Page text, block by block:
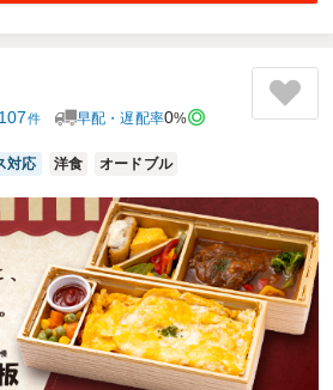
文しました。梱包も丁寧で、時間通
少ない個数でも配達頂けるのはとて
他のお弁当も気になります。機会が
思いました。
代男女比：男性のみ
台2026/04/23
107件 早配・遅配率0%
対応 洋食 オードブル